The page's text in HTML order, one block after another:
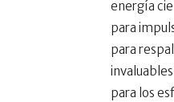
energía
para
para
para los